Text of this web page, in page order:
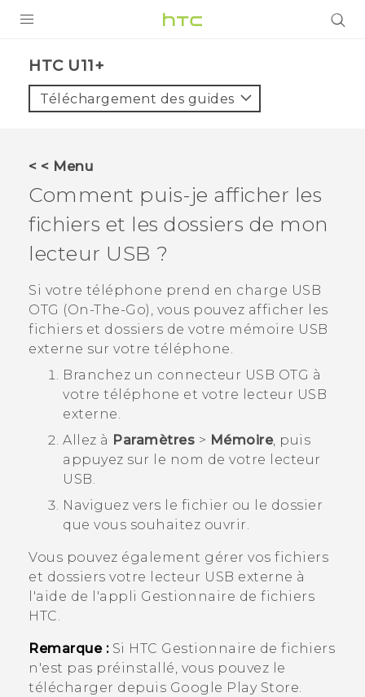
VIVE
VIVERSE
ASSISTANCE
Appareils HTC & Accessoires
Connexion
HTC U11+‎
Téléchargement des guides
< < Menu
Comment puis-je afficher les
fichiers et les dossiers de mon
lecteur USB ?
Si votre téléphone prend en charge USB
OTG (On-The-Go), vous pouvez afficher les
fichiers et dossiers de votre mémoire USB
externe sur votre téléphone.
Branchez un connecteur USB OTG à
votre téléphone et votre lecteur USB
externe.
Allez à Paramètres > Mémoire, puis
appuyez sur le nom de votre lecteur
USB.
Naviguez vers le fichier ou le dossier
que vous souhaitez ouvrir.
Vous pouvez également gérer vos fichiers
et dossiers votre lecteur USB externe à
l'aide de l'appli Gestionnaire de fichiers
HTC.
Remarque :Si HTC Gestionnaire de fichiers
n'est pas préinstallé, vous pouvez le
télécharger depuis Google Play Store.